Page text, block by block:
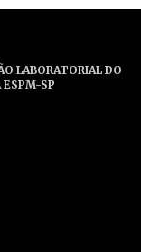
LABORATORIAL DO
ESPM-SP